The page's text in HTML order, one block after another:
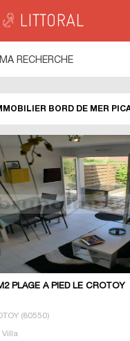
RECHERCHE
BORD DE MER
PLAGE À PIED LE CROTOY
(80550)
Villa